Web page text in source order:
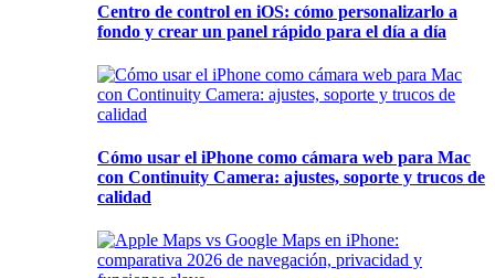
Centro de control en iOS: cómo personalizarlo a
fondo y crear un panel rápido para el día a día
Cómo usar el iPhone como cámara web para Mac
con Continuity Camera: ajustes, soporte y trucos de
calidad